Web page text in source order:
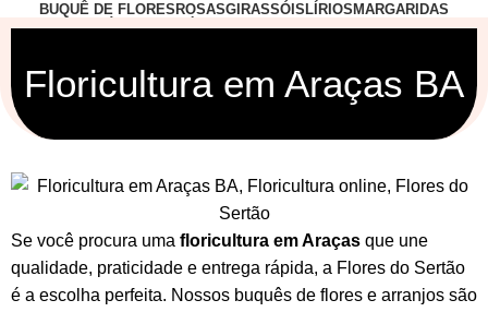
BUQUÊ DE FLORES ROSASGIRASSÓIS LÍRIOS MARGARIDAS
ASTROMÉLIASORQUÍDEASLISIANTOARRANJOESPECIAIS
Floricultura em Araças BA
Se você procura uma floricultura em Araças que une
qualidade, praticidade e entrega rápida, a Flores do Sertão
é a escolha perfeita. Nossos buquês de flores e arranjos são